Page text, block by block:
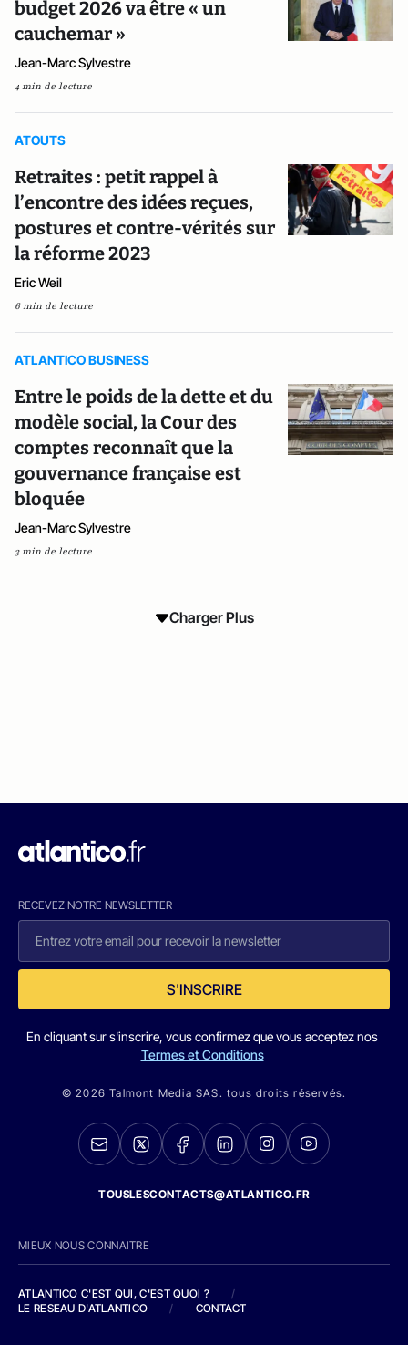
budget 2026 va être « un
cauchemar »
Jean-Marc Sylvestre
4 min de lecture
ATOUTS
Retraites : petit rappel à
l’encontre des idées reçues,
postures et contre-vérités sur
la réforme 2023
Eric Weil
6 min de lecture
ATLANTICO BUSINESS
Entre le poids de la dette et du
modèle social, la Cour des
comptes reconnaît que la
gouvernance française est
bloquée
Jean-Marc Sylvestre
3 min de lecture
Charger Plus
RECEVEZ NOTRE NEWSLETTER
S'INSCRIRE
En cliquant sur s'inscrire, vous confirmez que vous acceptez nos
Termes et Conditions
© 2026 Talmont Media SAS. tous droits réservés.
TOUSLESCONTACTS@ATLANTICO.FR
MIEUX NOUS CONNAITRE
ATLANTICO C'EST QUI, C'EST QUOI ?
/
LE RESEAU D'ATLANTICO
/ CONTACT